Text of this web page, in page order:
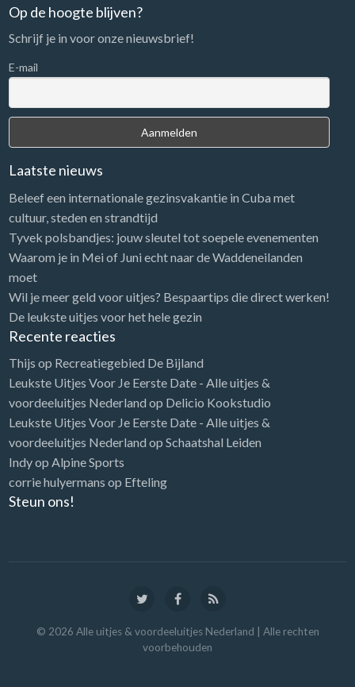
n
a
r
Op de hoogte blijven?
Schrijf je in voor onze nieuwsbrief!
E-mail
Laatste nieuws
Beleef een internationale gezinsvakantie in Cuba met
cultuur, steden en strandtijd
Tyvek polsbandjes: jouw sleutel tot soepele evenementen
Waarom je in Mei of Juni echt naar de Waddeneilanden
moet
Wil je meer geld voor uitjes? Bespaartips die direct werken!
De leukste uitjes voor het hele gezin
Recente reacties
Thijs op Recreatiegebied De Bijland
Leukste Uitjes Voor Je Eerste Date - Alle uitjes &
voordeeluitjes Nederland op Delicio Kookstudio
Leukste Uitjes Voor Je Eerste Date - Alle uitjes &
voordeeluitjes Nederland op Schaatshal Leiden
Indyop Alpine Sports
corrie hulyermans op Efteling
Steun ons!
© 2026 Alle uitjes & voordeeluitjes Nederland | Alle rechten
voorbehouden